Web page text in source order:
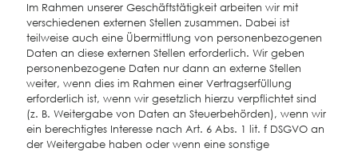
Im Rahmen unserer Geschäftstätigkeit arbeiten wir mit
verschiedenen externen Stellen zusammen. Dabei ist
teilweise auch eine Übermittlung von personenbezogenen
Daten an diese externen Stellen erforderlich. Wir geben
personenbezogene Daten nur dann an externe Stellen
weiter, wenn dies im Rahmen einer Vertragserfüllung
erforderlich ist, wenn wir gesetzlich hierzu verpflichtet sind
(z. B. Weitergabe von Daten an Steuerbehörden), wenn wir
ein berechtigtes Interesse nach Art. 6 Abs. 1 lit. f DSGVO an
der Weitergabe haben oder wenn eine sonstige